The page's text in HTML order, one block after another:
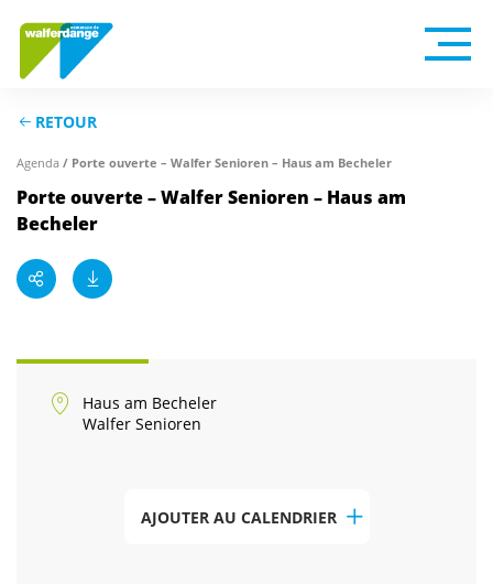
RETOUR
Agenda / Porte ouverte – Walfer Senioren – Haus am Becheler
Porte ouverte – Walfer Senioren – Haus am
Becheler
Haus am Becheler
Walfer Senioren
AJOUTER AU CALENDRIER